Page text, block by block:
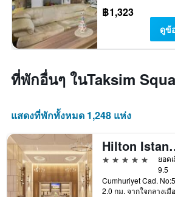
฿1,323
ดูข้
ที่พักอื่นๆ ในTaksim
แสดงที่พักทั้งหมด 1,248 แห่ง
Hilton
5 ดาว
ยอด
9.5
2.0 กม. จากใจกลางเมื